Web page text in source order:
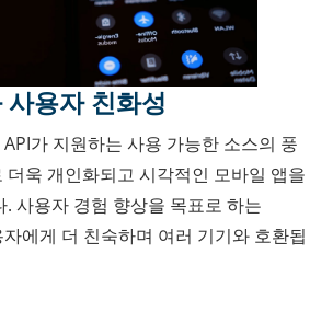
용자 친화성
가 지원하는 사용 가능한 소스의 풍
욱 개인화되고 시각적인 모바일 앱을
사용자 경험 향상을 목표로 하는
에게 더 친숙하며 여러 기기와 호환됩